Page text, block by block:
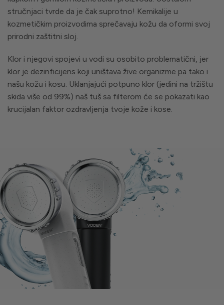
stručnjaci tvrde da je čak suprotno! Kemikalije u
kozmetičkim proizvodima sprečavaju kožu da oformi svoj
prirodni zaštitni sloj.
Klor i njegovi spojevi u vodi su osobito problematični, jer
klor je dezinficijens koji uništava žive organizme pa tako i
našu kožu i kosu. Uklanjajući potpuno klor (jedini na tržištu
skida više od 99%) naš tuš sa filterom će se pokazati kao
krucijalan faktor ozdravljenja tvoje kože i kose.